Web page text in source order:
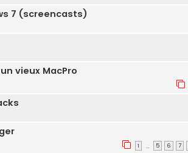
7 (screencasts)
vieux MacPro
1 … 5 6 7